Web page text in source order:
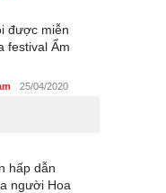
được miễn
festival Ẩm
25/04/2020
25/04/2020
hấp dẫn
người Hoa